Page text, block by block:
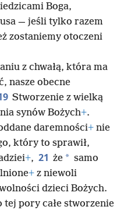
Boga,
— jeśli tylko razem
zostaniemy otoczeni
z chwałą, która ma
nasze obecne
Stworzenie z wielką
synów Bożych+.
daremności+ nie
który to sprawił,
+, 21 że * samo
+ z niewoli
dzieci Bożych.
tej pory całe stworzenie